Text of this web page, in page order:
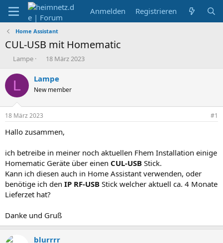
Anmelden Registrieren
Home Assistant
CUL-USB mit Homematic
E
s
e
r
Lampe
E
s
e
t
a
18 März 2023
L Lampe
New member
18 März 2023 #1
Hallo zusammen,
ich betreibe in meiner noch aktuellen Fhem Installation einige
Homematic Geräte über einen CUL-USB Stick.
Kann ich diesen auch in Home Assistant verwenden, oder
benötige ich den IP RF-USB Stick welcher aktuell ca. 4 Monate
Lieferzet hat?
Danke und Gruß
blurrrr